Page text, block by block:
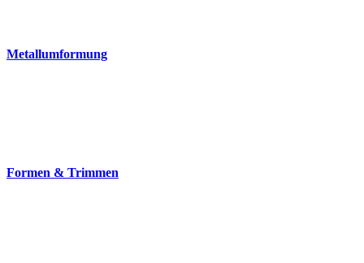
Metallumformung
Formen & Trimmen